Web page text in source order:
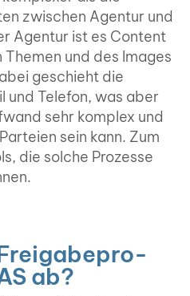
zwi­schen Agen­tur und
Agen­tur ist es Con­tent
und des Images
geschieht die
und Tele­fon, was aber
sehr kom­plex und
sein kann. Zum
die sol­che Pro­zes­se
ab?